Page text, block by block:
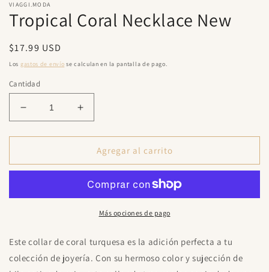
una
ventana
modal
VIAGGI.MODA
Tropical Coral Necklace New
Precio
habitual
$17.99 USD
Los gastos de envío se calculan en la pantalla de pago.
Cantidad
Reducir
cantidad
para
Coral
Aumentar
cantidad
para
Tropical
Coral
New
Agregar al carrito
Más opciones de pago
Este collar de coral turquesa es la adición perfecta a tu
colección de joyería. Con su hermoso color y sujección de
Subscribe to Get
Join our list to be the first to know about
updates and offers.
SUBSCRIBE